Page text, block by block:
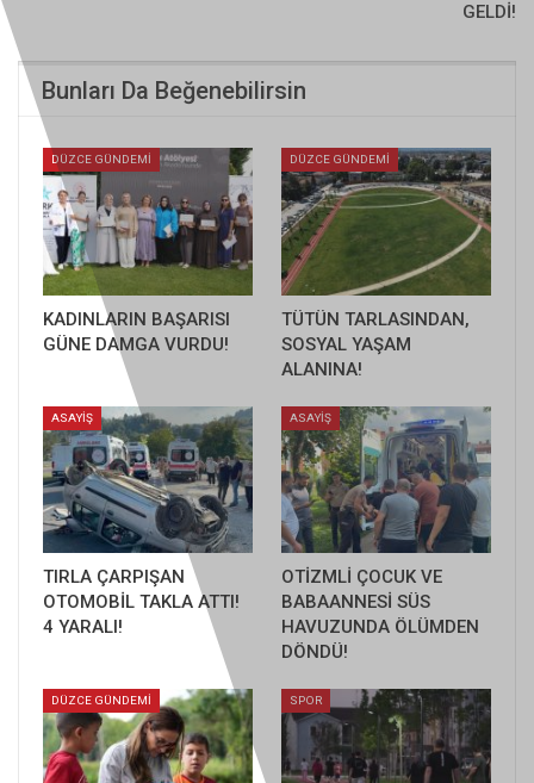
GELDİ!
Bunları Da Beğenebilirsin
DÜZCE GÜNDEMİ
KADINLARIN BAŞARISI
GÜNE DAMGA VURDU!
DÜZCE GÜNDEMİ
TÜTÜN TARLASINDAN,
SOSYAL YAŞAM
ALANINA!
ASAYİŞ
TIRLA ÇARPIŞAN
OTOMOBİL TAKLA ATTI!
4 YARALI!
ASAYİŞ
OTİZMLİ ÇOCUK VE
BABAANNESİ SÜS
HAVUZUNDA ÖLÜMDEN
DÖNDÜ!
DÜZCE GÜNDEMİ SPOR